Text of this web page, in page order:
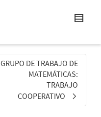
GRUPO DE TRABAJO DE
MATEMÁTICAS:
TRABAJO
COOPERATIVO